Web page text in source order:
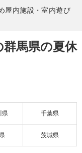
屋内施設・室内遊び
馬県の夏休
県 千葉県
茨城県